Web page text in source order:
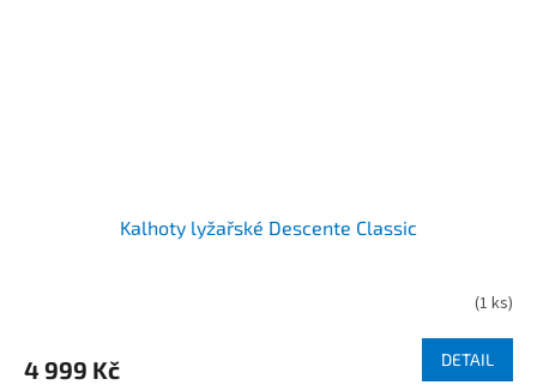
Kalhoty lyžařské Descente Classic
(1 ks)
4 999 Kč DETAIL